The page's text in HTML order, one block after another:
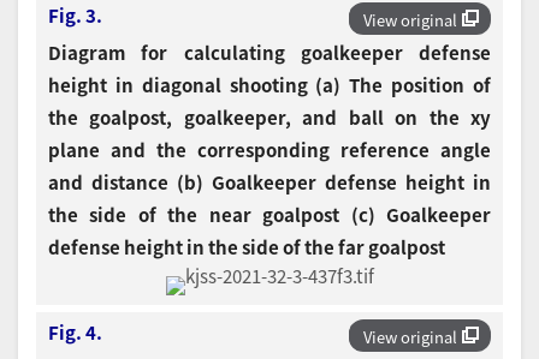
View original
Fig. 3.
Diagram for calculating goalkeeper defense
height in diagonal shooting (a) The position of
the goalpost, goalkeeper, and ball on the xy
plane and the corresponding reference angle
and distance (b) Goalkeeper defense height in
the side of the near goalpost (c) Goalkeeper
defense height in the side of the far goalpost
View original
Fig. 4.